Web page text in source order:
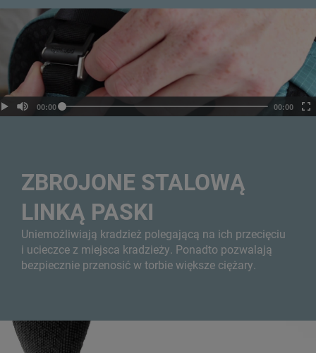
ZBROJONE STALOWĄ
LINKĄ PASKI
Uniemożliwiają kradzież polegającą na ich przecięciu
i ucieczce z miejsca kradzieży. Ponadto pozwalają
bezpiecznie przenosić w torbie większe ciężary.